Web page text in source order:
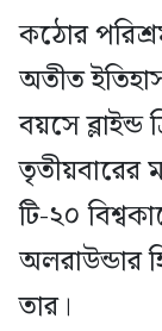
কঠোর
অতীত
বয়সে
তৃতীয়বারের
টি-২০
অলরাউন্ডার
তার।